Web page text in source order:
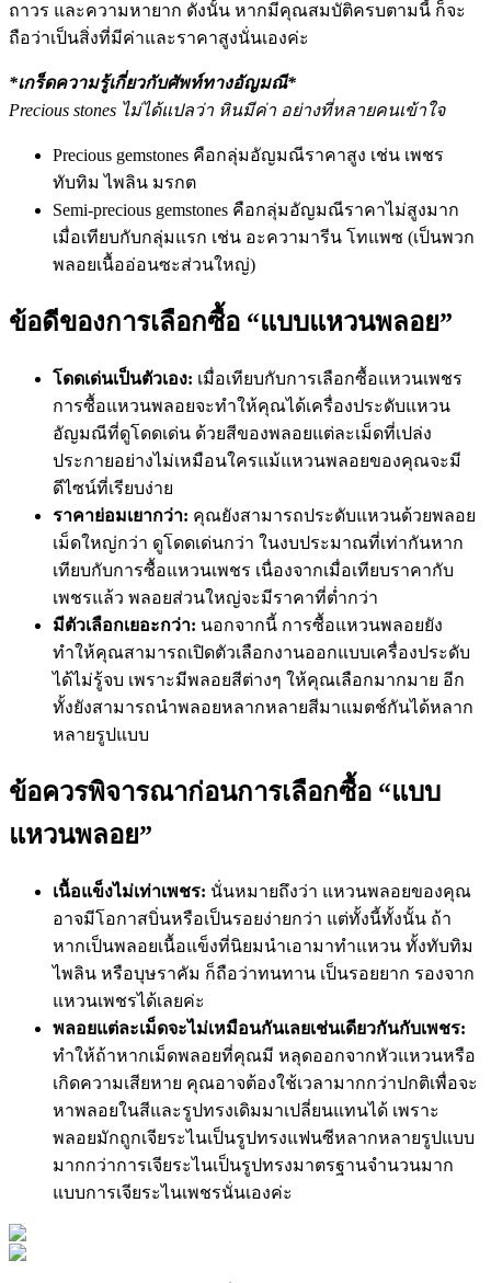
ถาวร และความหายาก ดังนั้น หากมีคุณสมบัติครบตามนี้ ก็จะ
ถือว่าเป็นสิ่งที่มีค่าและราคาสูงนั่นเองค่ะ
*เกร็ดความรู้เกี่ยวกับศัพท์ทางอัญมณี*
Precious stones ไม่ได้แปลว่า หินมีค่า อย่างที่หลายคนเข้าใจ
Precious gemstones คือกลุ่มอัญมณีราคาสูง เช่น เพชร
ทับทิม ไพลิน มรกต
Semi-precious gemstones คือกลุ่มอัญมณีราคาไม่สูงมาก
เมื่อเทียบกับกลุ่มแรก เช่น อะความารีน โทแพซ (เป็นพวก
พลอยเนื้ออ่อนซะส่วนใหญ่)
ข้อดีของการเลือกซื้อ “แบบแหวนพลอย”
โดดเด่นเป็นตัวเอง: เมื่อเทียบกับการเลือกซื้อแหวนเพชร
การซื้อแหวนพลอยจะทำให้คุณได้เครื่องประดับแหวน
อัญมณีที่ดูโดดเด่น ด้วยสีของพลอยแต่ละเม็ดที่เปล่ง
ประกายอย่างไม่เหมือนใครแม้แหวนพลอยของคุณจะมี
ดีไซน์ที่เรียบง่าย
ราคาย่อมเยากว่า: คุณยังสามารถประดับแหวนด้วยพลอย
เม็ดใหญ่กว่า ดูโดดเด่นกว่า ในงบประมาณที่เท่ากันหาก
เทียบกับการซื้อแหวนเพชร เนื่องจากเมื่อเทียบราคากับ
เพชรแล้ว พลอยส่วนใหญ่จะมีราคาที่ต่ำกว่า
มีตัวเลือกเยอะกว่า: นอกจากนี้ การซื้อแหวนพลอยยัง
ทำให้คุณสามารถเปิดตัวเลือกงานออกแบบเครื่องประดับ
ได้ไม่รู้จบ เพราะมีพลอยสีต่างๆ ให้คุณเลือกมากมาย อีก
ทั้งยังสามารถนำพลอยหลากหลายสีมาแมตช์กันได้หลาก
หลายรูปแบบ
ข้อควรพิจารณาก่อนการเลือกซื้อ “แบบ
แหวนพลอย”
เนื้อแข็งไม่เท่าเพชร: นั่นหมายถึงว่า แหวนพลอยของคุณ
อาจมีโอกาสบิ่นหรือเป็นรอยง่ายกว่า แต่ทั้งนี้ทั้งนั้น ถ้า
หากเป็นพลอยเนื้อแข็งที่นิยมนำเอามาทำแหวน ทั้งทับทิม
ไพลิน หรือบุษราคัม ก็ถือว่าทนทาน เป็นรอยยาก รองจาก
แหวนเพชรได้เลยค่ะ
พลอยแต่ละเม็ดจะไม่เหมือนกันเลยเช่นเดียวกันกับเพชร:
ทำให้ถ้าหากเม็ดพลอยที่คุณมี หลุดออกจากหัวแหวนหรือ
เกิดความเสียหาย คุณอาจต้องใช้เวลามากกว่าปกติเพื่อจะ
หาพลอยในสีและรูปทรงเดิมมาเปลี่ยนแทนได้ เพราะ
พลอยมักถูกเจียระไนเป็นรูปทรงแฟนซีหลากหลายรูปแบบ
มากกว่าการเจียระไนเป็นรูปทรงมาตรฐานจำนวนมาก
แบบการเจียระไนเพชรนั่นเองค่ะ